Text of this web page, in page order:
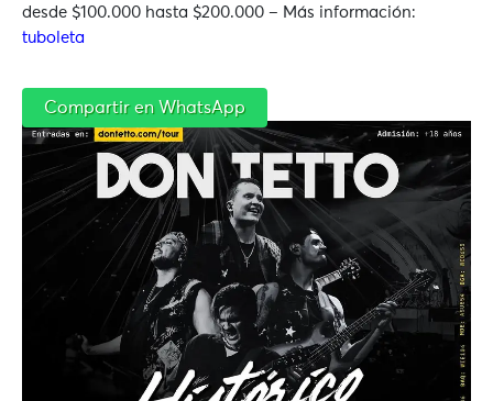
desde $100.000 hasta $200.000 – Más información:
tuboleta
Compartir en WhatsApp